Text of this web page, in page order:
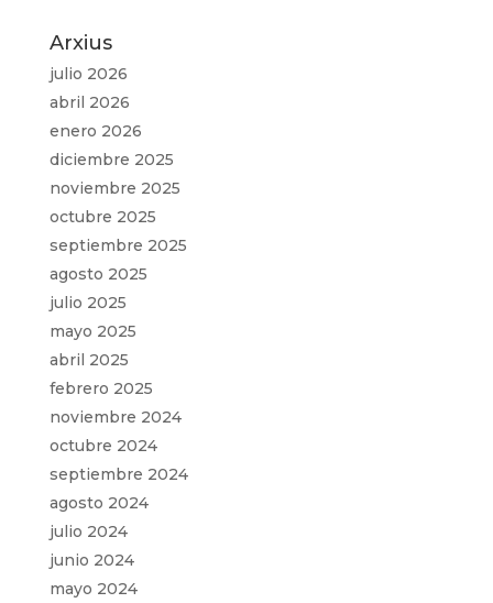
Arxius
julio 2026
abril 2026
enero 2026
diciembre 2025
noviembre 2025
octubre 2025
septiembre 2025
agosto 2025
julio 2025
mayo 2025
abril 2025
febrero 2025
noviembre 2024
octubre 2024
septiembre 2024
agosto 2024
julio 2024
junio 2024
mayo 2024